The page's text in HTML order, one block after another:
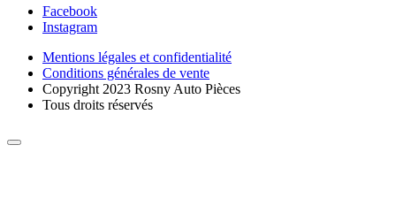
Facebook
Instagram
Mentions légales et confidentialité
Conditions générales de vente
Copyright 2023 Rosny Auto Pièces
Tous droits réservés